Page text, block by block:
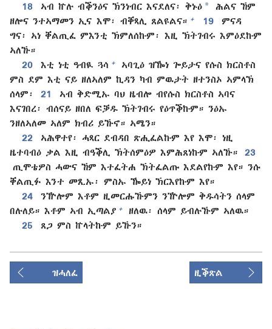
18
ኣብ ኵሉ ብቕንዕና ኽንነብር እናደለና፡ ቅኑዕ *
ሕልና ኸም
ዘሎና ንተኣማመን ኢና እሞ፡ ብቐጻሊ ጸልዩልና። + 19
ምናዳ
ግና፡ ኣነ ቐልጢፈ ምእንቲ ኽምለሰኩም፡ እዚ ኽትገብሩ እምዕደኩም
ኣለኹ።
20
እቲ ነቲ ዓብዪ ጓሳ +
ኣባጊዕ ዝዀነ ጐይታና የሱስ ክርስቶስ
ምስ ደም እቲ ናይ ዘለኣለም ኪዳን ካብ ምዉታት ዘተንስኦ ኣምላኽ
ሰላም፡
21
ኣብ ቅድሚኡ ባህ ዜብሎ ብየሱስ ክርስቶስ ኣባና
እናገበረ፡ ብሰናይ ዘበለ ፍቓዱ ኽትገብሩ የዕጥቕኩም። ንዕኡ
ንዘለኣለመ ኣለም ክብሪ ይኹኖ። ኣሜን።
22
ኣሕዋተየ፡ ሓጻር ደብዳበ ጽሒፈልኩም እየ እሞ፡ ነዚ
ዜተባብዕ ቃል እዚ ብዓቕሊ ኽትሰምዕዎ እምሕጸነኩም ኣለኹ።
23
ጢሞቴዎስ ሓውና ኸም እተፈትሐ ኽትፈልጡ እደልየኩም እየ። ንሱ
ቐልጢፉ እንተ መጺኡ፡ ምስኡ ዀይነ ኽርእየኩም እየ።
24
ንዅሎም እቶም ዚመርሑኹምን ንዅሎም ቅዱሳትን ሰላም
በሉለይ። እቶም ኣብ ኢጣልያ +
ዘለዉ፡ ሰላም ይብሉኹም ኣለዉ።
25
ጸጋ ምስ ኵላትኩም ይኹን።
ዝሓለፈ ዚቕጽል